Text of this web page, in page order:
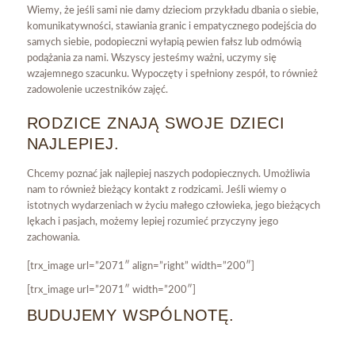
Wiemy, że jeśli sami nie damy dzieciom przykładu dbania o siebie,
komunikatywności, stawiania granic i empatycznego podejścia do
samych siebie, podopieczni wyłapią pewien fałsz lub odmówią
podążania za nami. Wszyscy jesteśmy ważni, uczymy się
wzajemnego szacunku. Wypoczęty i spełniony zespół, to również
zadowolenie uczestników zajęć.
RODZICE ZNAJĄ SWOJE DZIECI
NAJLEPIEJ.
Chcemy poznać jak najlepiej naszych podopiecznych. Umożliwia
nam to również bieżący kontakt z rodzicami. Jeśli wiemy o
istotnych wydarzeniach w życiu małego człowieka, jego bieżących
lękach i pasjach, możemy lepiej rozumieć przyczyny jego
zachowania.
[trx_image url=”2071″ align=”right” width=”200″]
[trx_image url=”2071″ width=”200″]
BUDUJEMY WSPÓLNOTĘ.